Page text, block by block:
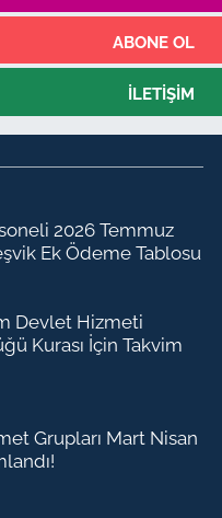
ABONE OL
İLETIŞIM
2026 Temmuz
Ek Ödeme Tablosu
Devlet Hizmeti
Kurası İçin Takvim
Grupları Mart Nisan